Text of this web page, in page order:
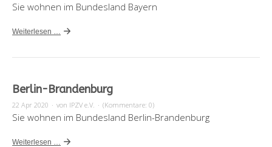
Sie wohnen im Bundesland Bayern
Weiterlesen …
Berlin-Brandenburg
22 Apr 2020 · von IPZV e.V. · (Kommentare: 0)
Sie wohnen im Bundesland Berlin-Brandenburg
Weiterlesen …